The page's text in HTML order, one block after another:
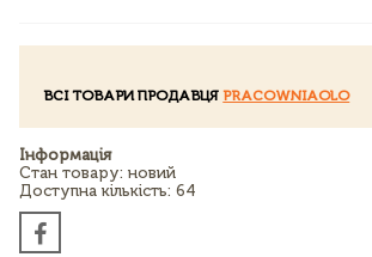
ВСІ ТОВАРИ ПРОДАВЦЯPRACOWNIAOLO
Інформація
Стан товару: новий
Доступна кількість: 64